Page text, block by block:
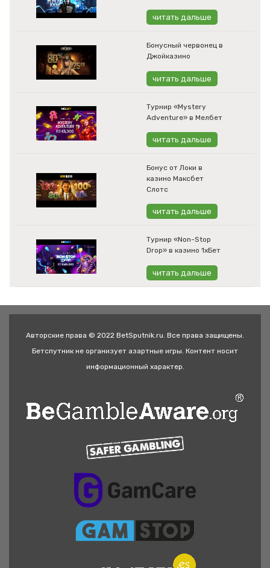
читать дальше
Бонусный червонец в
Джойказино
читать дальше
Турнир «Mystery
Adventure» в Мелбет
читать дальше
Бонус от Локи в
казино Максбет
Слотс
читать дальше
Турнир «Non-Stop
Drop» в казино 1хБет
читать дальше
Авторские права © 2022 BetSputnik.ru. Все права защищены.
Бетспутник не организует азартные игры. Контент носит
информационный характер.